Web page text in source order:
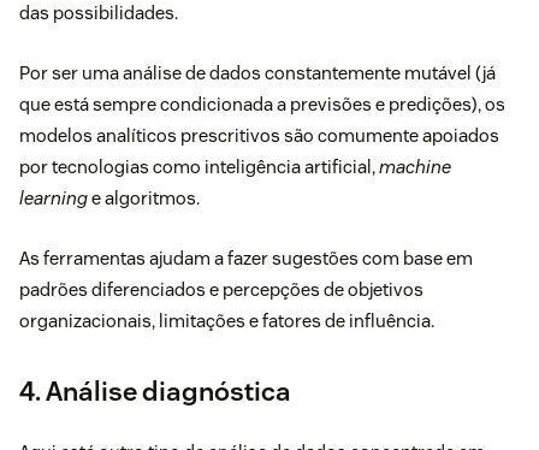
das possibilidades.
Por ser uma análise de dados constantemente mutável (já
que está sempre condicionada a previsões e predições), os
modelos analíticos prescritivos são comumente apoiados
por tecnologias como inteligência artificial ,machine
learninge algoritmos.
As ferramentas ajudam a fazer sugestões com base em
padrões diferenciados e percepções de objetivos
organizacionais, limitações e fatores de influência.
4. Análise diagnóstica